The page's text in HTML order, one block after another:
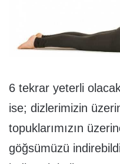
6 tekrar yeterli
ise; dizlerimizin
topuklarımızın
göğsümüzü